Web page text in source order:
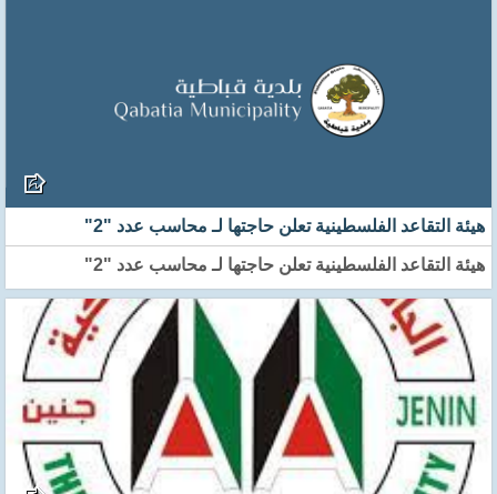
هيئة التقاعد الفلسطينية تعلن حاجتها لـ محاسب عدد "2"
هيئة التقاعد الفلسطينية تعلن حاجتها لـ محاسب عدد "2"